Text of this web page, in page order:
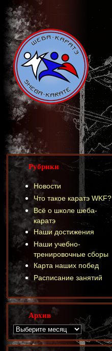
Рубрики
Новости
Что такое каратэ WKF?
Всё о школе шеба-
каратэ
Наши достижения
Наши учебно-
тренировочные сборы
Карта наших побед
Расписание занятий
Архив